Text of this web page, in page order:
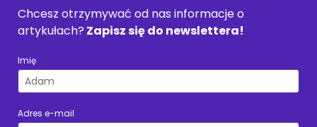
Chcesz otrzymywać od nas informacje o
artykułach? Zapisz się do newslettera!
Imię
Adres e-mail